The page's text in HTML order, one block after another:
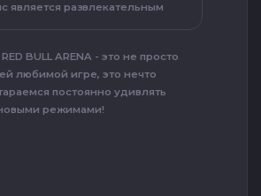
является развлекательным
BULL ARENA - это не просто
любимой игре, это нечто
постоянно удивлять
режимами!